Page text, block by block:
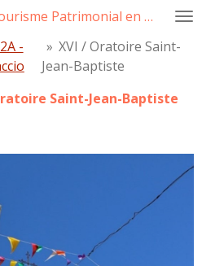
Atlas Pratique du Tourisme Patrimonial en Corse
2A -
» XVI / Oratoire Saint-
Jean-Baptiste
Saint-Jean-Baptiste